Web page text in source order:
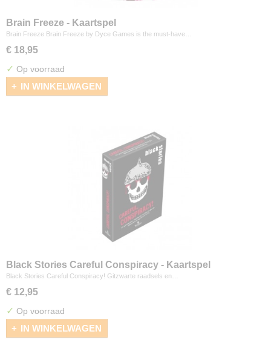
Brain Freeze - Kaartspel
Brain Freeze Brain Freeze by Dyce Games is the must-have…
€ 18,95
✓ Op voorraad
IN WINKELWAGEN
Black Stories Careful Conspiracy - Kaartspel
Black Stories Careful Conspiracy! Gitzwarte raadsels en…
€ 12,95
✓ Op voorraad
IN WINKELWAGEN